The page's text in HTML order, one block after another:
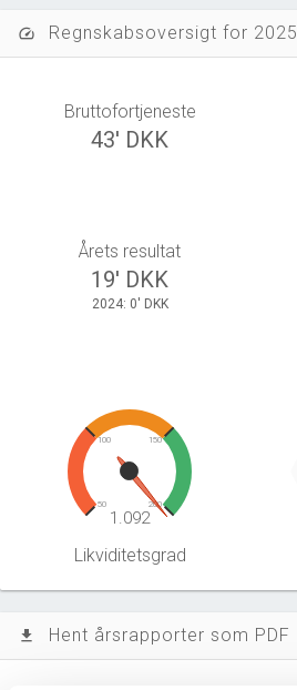
speed Regnskabsoversigt for 2025
Bruttofortjeneste
43' DKK
Årets resultat
19' DKK
2024: 0' DKK
50
100 150
200
1.092
Likviditetsgrad
file_download Hent årsrapporter som PDF